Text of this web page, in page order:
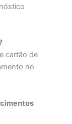
cartão de
no